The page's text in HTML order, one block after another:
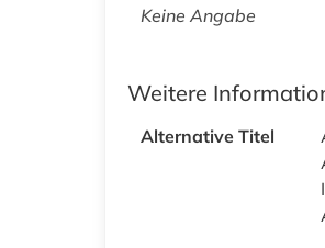
Keine Angabe
Weitere
Alternative Titel